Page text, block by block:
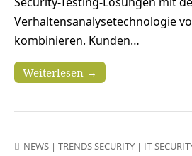
Verhaltensanalysetechnologie
kombinieren. Kunden…
Weiterlesen →
NEWS | TRENDS SECURITY | IT-